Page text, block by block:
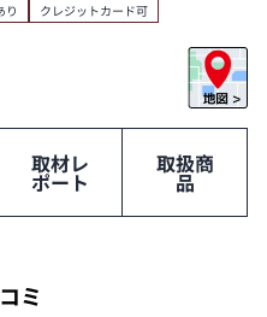
り クレジットカード可
取材レ
ポート
取扱商
品
ミ